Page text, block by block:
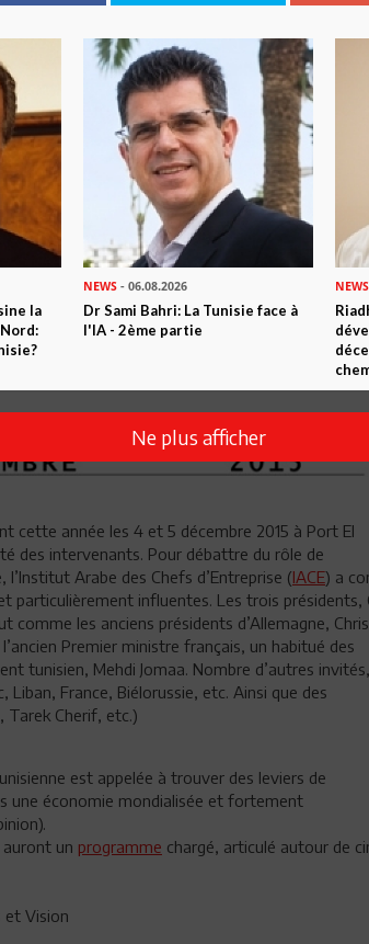
cette année les 4 et 5 décembre 2015 à Port El
des intervenants. Pour débattre du rôle de
l’Institut Arabe des Chefs d’Entreprise (IACE) a
particulièrement influentes. Les trois présidents,
les anciens présidents d’Allemagne,
Premier ministre français, un habitué des
tunisien, Mehdi Jomaa. Nombre d’autres invités,
Liban, France, Biélorussie, etc. Ainsi que des
Tarek Cherif, etc.)
est appelée à trouver des leviers de
une économie mondialisée et fortement
auront un programme chargé, articulé autour de
et Vision
la
NEWS - 06.08.2026
Dr Sami Bahri: La Tunisie face à
l'IA - 2ème partie
NEWS
Ne plus afficher